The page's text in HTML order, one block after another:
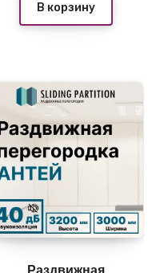
В корзину